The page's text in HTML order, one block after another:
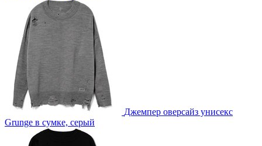
Джемпер оверсайз унисекс
Grunge в сумке, серый